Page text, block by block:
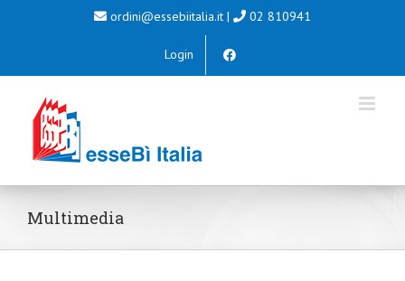
ordini@essebiitalia.it | 02 810941
Login
Multimedia